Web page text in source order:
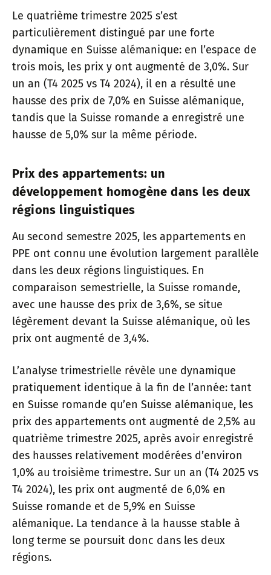
Le quatrième trimestre 2025 s’est
particulièrement distingué par une forte
dynamique en Suisse alémanique: en l’espace de
trois mois, les prix y ont augmenté de 3,0%. Sur
un an (T4 2025 vs T4 2024), il en a résulté une
hausse des prix de 7,0% en Suisse alémanique,
tandis que la Suisse romande a enregistré une
hausse de 5,0% sur la même période.
Prix des appartements: un
développement homogène dans les deux
régions linguistiques
Au second semestre 2025, les appartements en
PPE ont connu une évolution largement parallèle
dans les deux régions linguistiques. En
comparaison semestrielle, la Suisse romande,
avec une hausse des prix de 3,6%, se situe
légèrement devant la Suisse alémanique, où les
prix ont augmenté de 3,4%.
L’analyse trimestrielle révèle une dynamique
pratiquement identique à la fin de l’année: tant
en Suisse romande qu’en Suisse alémanique, les
prix des appartements ont augmenté de 2,5% au
quatrième trimestre 2025, après avoir enregistré
des hausses relativement modérées d’environ
1,0% au troisième trimestre. Sur un an (T4 2025 vs
T4 2024), les prix ont augmenté de 6,0% en
Suisse romande et de 5,9% en Suisse
alémanique. La tendance à la hausse stable à
long terme se poursuit donc dans les deux
régions.